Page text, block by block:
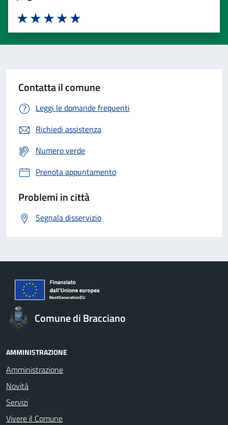
Valuta 5 stelle su 5
Valuta 4 stelle su 5
Valuta 3 stelle su 5
Valuta 2 stelle su 5
Valuta 1 stelle su 5
Contatta il comune
Leggi le domande frequenti
Richiedi assistenza
Numero verde
Prenota appuntamento
Problemi in città
Segnala disservizio
Comune di Bracciano
AMMINISTRAZIONE
Amministrazione
Novità
Servizi
Vivere il Comune